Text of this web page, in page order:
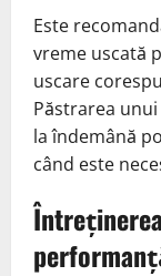
Este
vreme uscată
uscare
Păstrarea
la îndemână
când este